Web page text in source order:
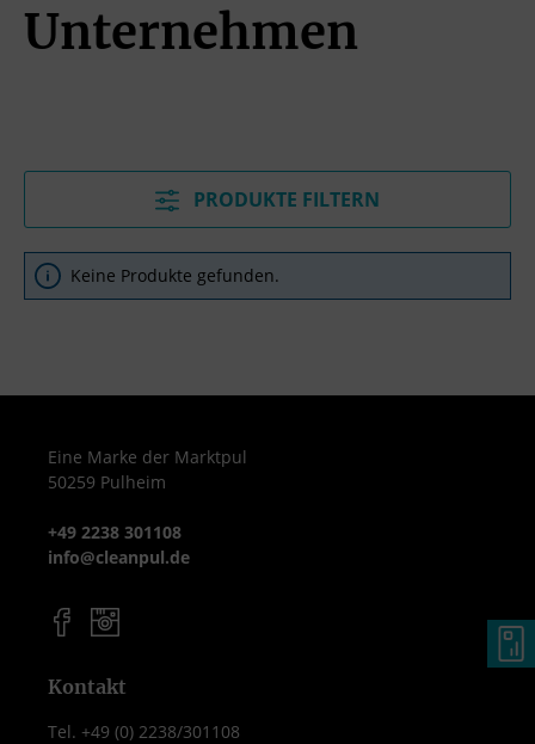
Unternehmen
PRODUKTE FILTERN
Keine Produkte gefunden.
Eine Marke der Marktpul
50259 Pulheim
+49 2238 301108
info@cleanpul.de
Kontakt
Tel. +49 (0) 2238/301108